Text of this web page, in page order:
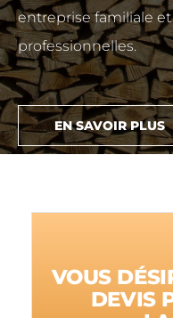
entreprise familiale
professionnelles.
EN SAVOIR PLUS
VOUS
DEVIS